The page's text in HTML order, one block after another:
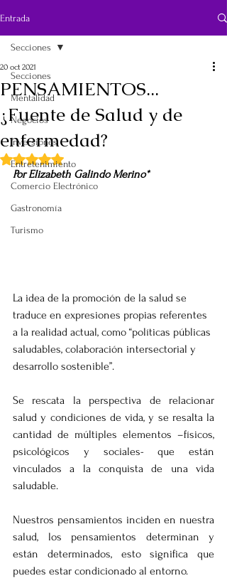
Entrada
Secciones
Mentalidad
Negocios
Inversiones
Entretenimiento
Comercio Electrónico
Gastronomía
Turismo
Secciones
PENSAMIENTOS...
¿Fuente de Salud y de
enfermedad?
20 oct 2021
Obtuvo NaN de 5 estrellas.
Por Elizabeth Galindo Merino*
La idea de la promoción de la salud se
traduce en expresiones propias referentes
a la realidad actual, como “políticas públicas
saludables, colaboración intersectorial y
desarrollo sostenible”.
Se rescata la perspectiva de relacionar
salud y condiciones de vida, y se resalta la
cantidad de múltiples elementos –físicos,
psicológicos y sociales- que están
vinculados a la conquista de una vida
saludable.
Nuestros pensamientos inciden en nuestra
salud, los pensamientos determinan y
están determinados, esto significa que
puedes estar condicionado al entorno.